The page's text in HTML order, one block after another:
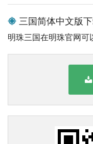
三国简体中文版
明珠三国在明珠官网可